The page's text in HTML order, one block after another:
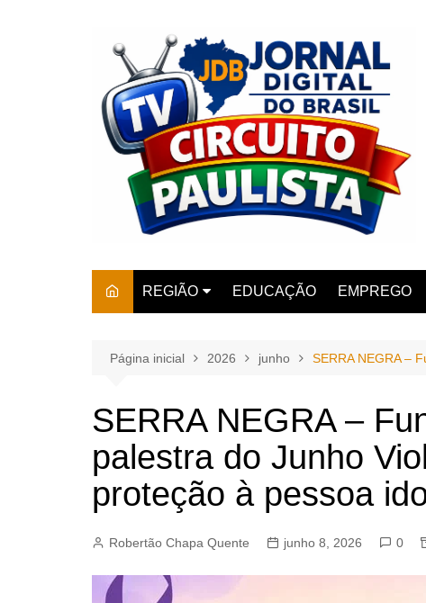
REGIÃO
AMPARO
BARRETOS
CAMPINAS
JUNDIAÍ
EDUCAÇÃO EMPREGO
Página inicial 2026 junho SERRA NEGRA –
SERRA NEGRA –
palestra do Junho
proteção à pessoa
Robertão Chapa Quente junho 8, 2026 0